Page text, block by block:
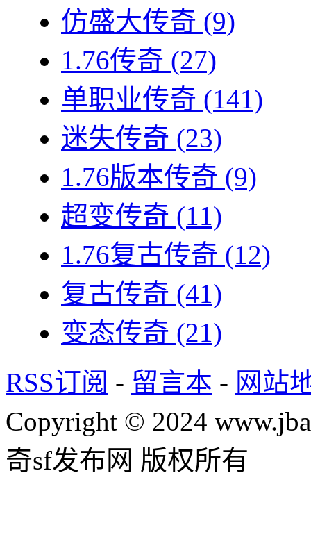
仿盛大传奇 (9)
1.76传奇 (27)
单职业传奇 (141)
迷失传奇 (23)
1.76版本传奇 (9)
超变传奇 (11)
1.76复古传奇 (12)
复古传奇 (41)
变态传奇 (21)
RSS订阅 - 留言本 - 网站
Copyright © 2024
奇sf发布网 版权所有